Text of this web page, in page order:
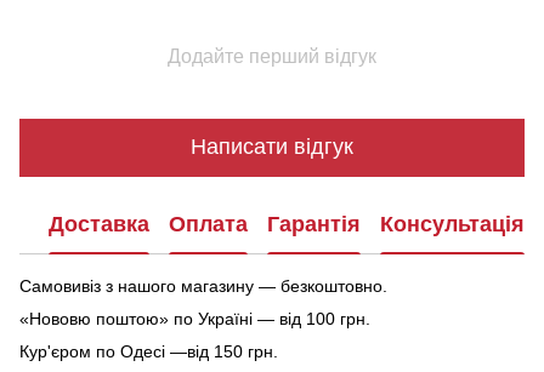
Додайте перший відгук
Написати відгук
Доставка Оплата Гарантія Консультація
Самовивіз з нашого магазину — безкоштовно.
«Нововю поштою» по Україні — від 100 грн.
Кур'єром по Одесі —від 150 грн.